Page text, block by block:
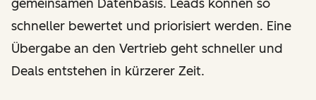
gemeinsamen Datenbasis. Leads können so
schneller bewertet und priorisiert werden. Eine
Übergabe an den Vertrieb geht schneller und
Deals entstehen in kürzerer Zeit.